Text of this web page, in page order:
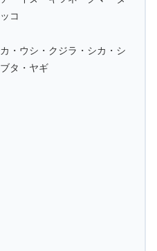
コ
・ウシ・クジラ・シカ・シ
タ・ヤギ